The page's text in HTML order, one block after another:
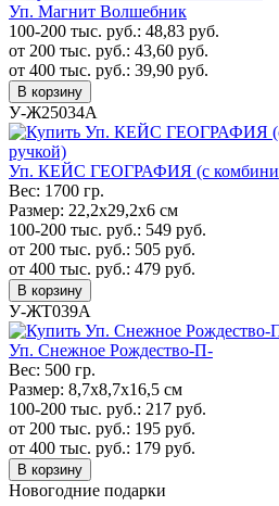
Уп. Магнит Волшебник
100-200 тыс. руб.: 48,83 руб.
от 200 тыс. руб.: 43,60 руб.
от 400 тыс. руб.: 39,90 руб.
В корзину
У-Ж25034А
Уп. КЕЙС ГЕОГРАФИЯ (с
Вес: 1700 гр.
Размер: 22,2х29,2х6 см
100-200 тыс. руб.: 549 руб.
от 200 тыс. руб.: 505 руб.
от 400 тыс. руб.: 479 руб.
В корзину
У-ЖТ039А
Уп. Cнежное Рождество-П-
Вес: 500 гр.
Размер: 8,7х8,7х16,5 см
100-200 тыс. руб.: 217 руб.
от 200 тыс. руб.: 195 руб.
от 400 тыс. руб.: 179 руб.
В корзину
Новогодние подарки